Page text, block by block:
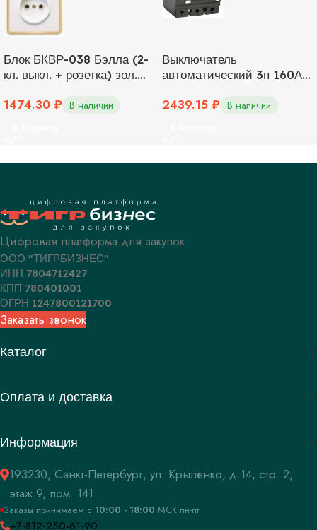
Блок БКВР-038 Бэлла (2-
кл. выкл. + розетка) зол.
1474.30 ₽ В наличии
Выключатель
автоматический 3п 160А
SVA20-3-0160
2439.15 ₽ В наличии
Цифровая платформа для закупок
ООО "ТИГРБИЗНЕС"
ИНН 7804712427
КПП 780401001
ОГРН 1247800121700
Заказать звонок
Каталог
Оплата и доставка
Информация
193230, Санкт-Петербург, ул. Крыленко, д.14, стр. 2,
этаж 9, пом. 141
Заказы принимаем c 10:00 - 18:00 МСК пн-пт
+7-812-250-61-90